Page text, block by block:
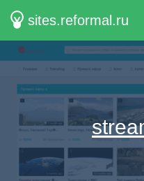
sites.reformal.ru